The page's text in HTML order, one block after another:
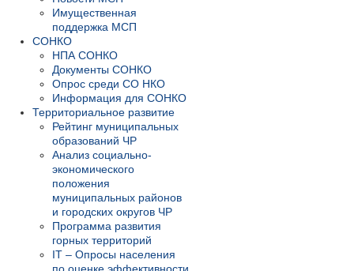
Имущественная
поддержка МСП
СОНКО
НПА СОНКО
Документы СОНКО
Опрос среди СО НКО
Информация для СОНКО
Территориальное развитие
Рейтинг муниципальных
образований ЧР
Анализ социально-
экономического
положения
муниципальных районов
и городских округов ЧР
Программа развития
горных территорий
IT – Опросы населения